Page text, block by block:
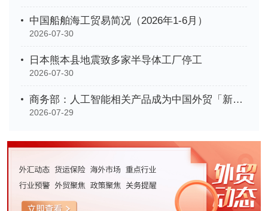
中国船舶海工贸易简况（2026年1-6月）
2026-07-30
日本熊本县地震致多家半导体工厂停工
2026-07-30
商务部：人工智能相关产品成为中国外贸「新名片」
2026-07-29